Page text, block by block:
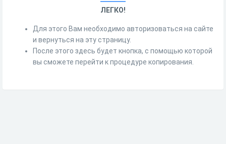
ЛЕГКО!
Для этого Вам необходимо авторизоваться на сайте
и вернуться на эту страницу.
После этого здесь будет кнопка, с помощью которой
вы сможете перейти к процедуре копирования.